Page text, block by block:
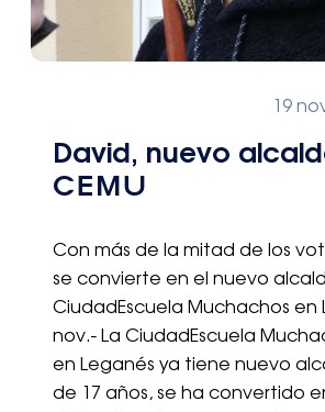
19
David, nuevo
CEMU
Con más de la mitad de los
se convierte en el nuevo
CiudadEscuela Muchachos en
nov.- La CiudadEscuela
en Leganés ya tiene nuevo
de 17 años, se ha convertido